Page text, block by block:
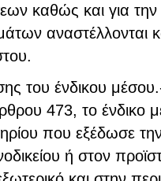
καθώς και για την
αναστέλλονται
του ένδικου
473, το ένδικο
που εξέδωσε
ή στον